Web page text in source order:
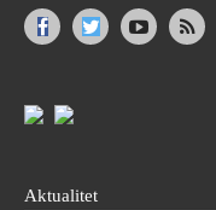
Aktualitet